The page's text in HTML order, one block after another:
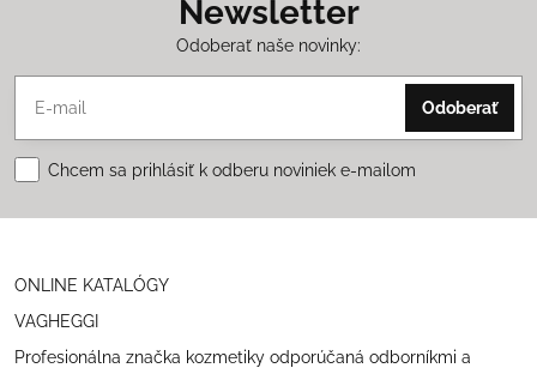
Newsletter
Odoberať naše novinky:
Odoberať
Chcem sa prihlásiť k odberu noviniek e-mailom
ONLINE KATALÓGY
VAGHEGGI
Profesionálna značka kozmetiky odporúčaná odborníkmi a